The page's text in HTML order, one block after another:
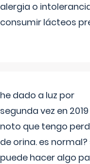
alergia o
consumir lácteos
he dado a luz por
segunda vez en
noto que tengo
de orina. es normal?
puede hacer algo